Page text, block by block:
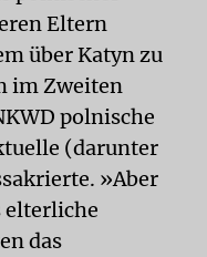
Eltern
über Katyn zu
im Zweiten
polnische
(darunter
»Aber
elterliche
das